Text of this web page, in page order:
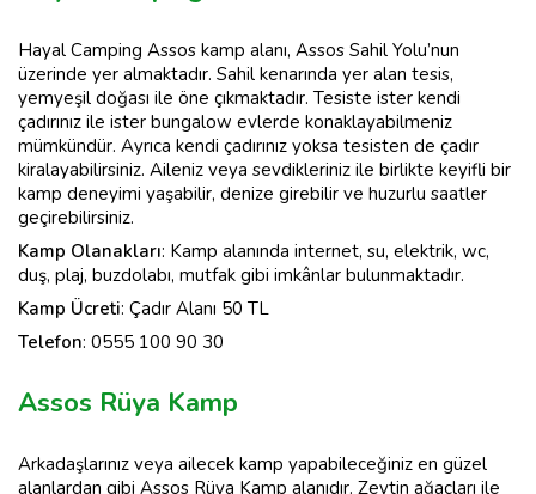
Hayal Camping Assos kamp alanı, Assos Sahil Yolu’nun
üzerinde yer almaktadır. Sahil kenarında yer alan tesis,
yemyeşil doğası ile öne çıkmaktadır. Tesiste ister kendi
çadırınız ile ister bungalow evlerde konaklayabilmeniz
mümkündür. Ayrıca kendi çadırınız yoksa tesisten de çadır
kiralayabilirsiniz. Aileniz veya sevdikleriniz ile birlikte keyifli bir
kamp deneyimi yaşabilir, denize girebilir ve huzurlu saatler
geçirebilirsiniz.
Kamp Olanakları: Kamp alanında internet, su, elektrik, wc,
duş, plaj, buzdolabı, mutfak gibi imkânlar bulunmaktadır.
Kamp Ücreti: Çadır Alanı 50 TL
Telefon: 0555 100 90 30
Assos Rüya Kamp
Arkadaşlarınız veya ailecek kamp yapabileceğiniz en güzel
alanlardan gibi Assos Rüya Kamp alanıdır. Zeytin ağaçları ile